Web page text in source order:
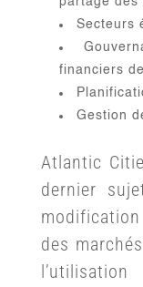
Secteurs
financiers
Gestion
Atlantic
dernier
des